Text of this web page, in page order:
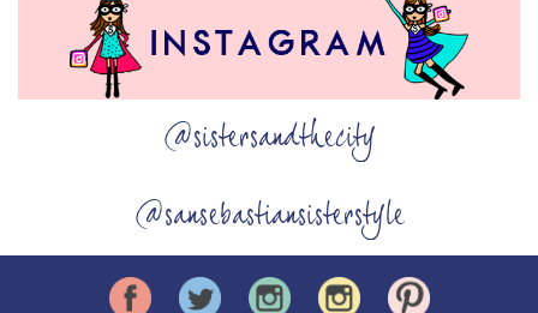
@sistersandthecity
@sansebastiansisterstyle